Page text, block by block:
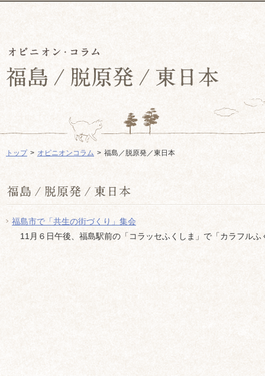
トップ オピニオンコラム 福島／脱原発／東日本
福島市で「共生の街づくり」集会
11月６日午後、福島駅前の「コラッセふくしま」で「カラフルふ